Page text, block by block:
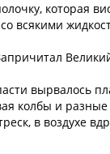
которая
всякими
вырвалось
колбы и
в воздухе